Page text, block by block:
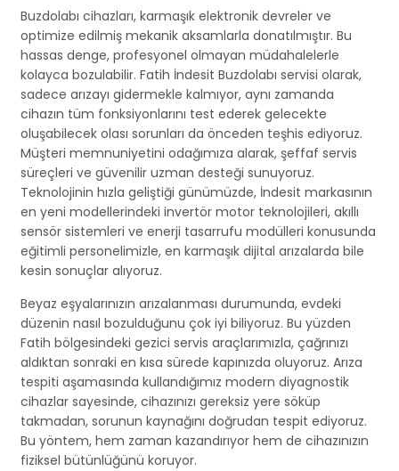
Buzdolabı cihazları, karmaşık elektronik devreler ve
optimize edilmiş mekanik aksamlarla donatılmıştır. Bu
hassas denge, profesyonel olmayan müdahalelerle
kolayca bozulabilir. Fatih İndesit Buzdolabı servisi olarak,
sadece arızayı gidermekle kalmıyor, aynı zamanda
cihazın tüm fonksiyonlarını test ederek gelecekte
oluşabilecek olası sorunları da önceden teşhis ediyoruz.
Müşteri memnuniyetini odağımıza alarak, şeffaf servis
süreçleri ve güvenilir uzman desteği sunuyoruz.
Teknolojinin hızla geliştiği günümüzde, İndesit markasının
en yeni modellerindeki invertör motor teknolojileri, akıllı
sensör sistemleri ve enerji tasarrufu modülleri konusunda
eğitimli personelimizle, en karmaşık dijital arızalarda bile
kesin sonuçlar alıyoruz.
Beyaz eşyalarınızın arızalanması durumunda, evdeki
düzenin nasıl bozulduğunu çok iyi biliyoruz. Bu yüzden
Fatih bölgesindeki gezici servis araçlarımızla, çağrınızı
aldıktan sonraki en kısa sürede kapınızda oluyoruz. Arıza
tespiti aşamasında kullandığımız modern diyagnostik
cihazlar sayesinde, cihazınızı gereksiz yere söküp
takmadan, sorunun kaynağını doğrudan tespit ediyoruz.
Bu yöntem, hem zaman kazandırıyor hem de cihazınızın
fiziksel bütünlüğünü koruyor.